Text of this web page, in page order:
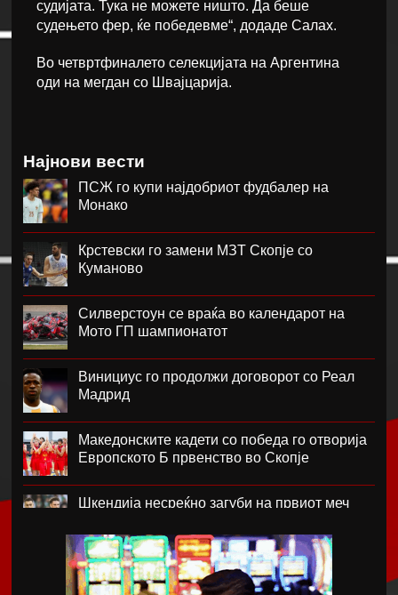
судијата. Тука не можете ништо. Да беше
судењето фер, ќе победевме“, додаде Салах.
Во четвртфиналето селекцијата на Аргентина
оди на мегдан со Швајцарија.
Најнови вести
ПСЖ го купи најдобриот фудбалер на
Монако
Крстевски го замени МЗТ Скопје со
Куманово
Силверстоун се враќа во календарот на
Мото ГП шампионатот
Винициус го продолжи договорот со Реал
Мадрид
Македонските кадети со победа го отворија
Европското Б првенство во Скопје
Шкендија несреќно загуби на првиот меч
Реал го официјализира рекордниот
трансфер на Диоманде